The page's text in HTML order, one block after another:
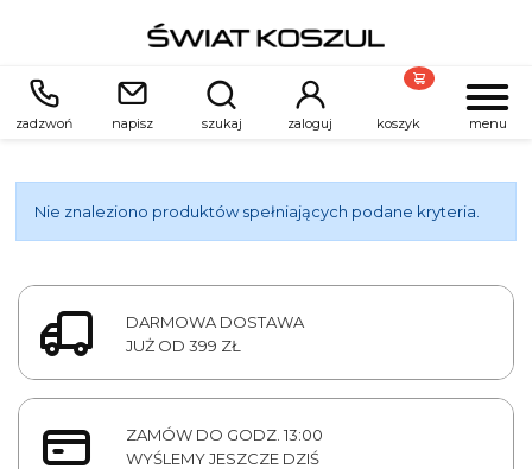
menu
zadzwoń napisz szukaj zaloguj koszyk
Nie znaleziono produktów spełniających podane kryteria.
DARMOWA DOSTAWA
JUŻ OD 399 ZŁ
ZAMÓW DO GODZ. 13:00
WYŚLEMY JESZCZE DZIŚ